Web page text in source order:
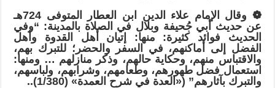
❁ وقال الإمام علاء الدين ابن العطار المتوفى 724هـ
عن حديث أبي جُحيفة وبلال في الصلاة بالمدينة: “وفي
الحديث فوائد كثيرة: منها: إتيان أهل القدوة وأهل
الفضل إلى أماكنهم، في السفر والحضر؛ للتبرك بهم،
والاقتباس منهم، وحكاية حالهم، وذكر منازلهم … ومنها:
استعمال فضل طهورهم، وطعامهم، وشرابهم، ولباسهم،
والتبرك بآثارهم” («العدة في شرح العمدة» (1/380)..